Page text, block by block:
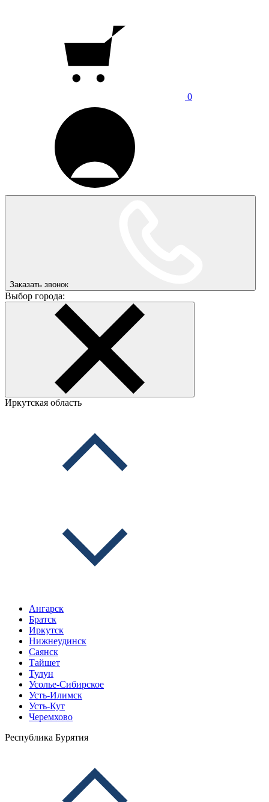
0
Заказать звонок
Выбор города:
Иркутская область
Ангарск
Братск
Иркутск
Нижнеудинск
Саянск
Тайшет
Тулун
Усолье-Сибирское
Усть-Илимск
Усть-Кут
Черемхово
Республика Бурятия